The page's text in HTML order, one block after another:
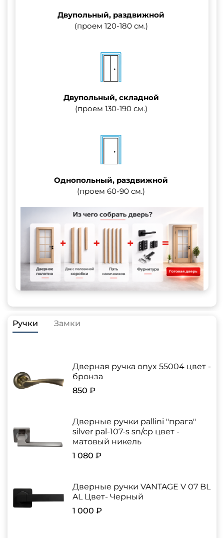
Двупольный, раздвижной
(проем 120-180 см.)
Двупольный, складной
(проем 130-190 см.)
Однопольный, раздвижной
(проем 60-90 см.)
Ручки Замки
Дверная ручка onyx 55004 цвет -
бронза
850 ₽
Дверные ручки pallini "прага"
silver pal-107-s sn/cp цвет -
матовый никель
1 080 ₽
Дверные ручки VANTAGE V 07 BL
AL Цвет- Черный
1 000 ₽